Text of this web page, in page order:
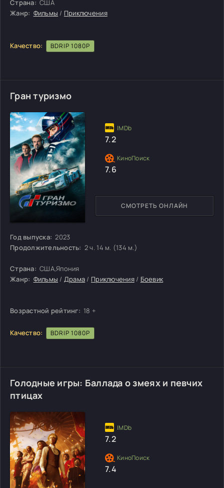
Страна: США
Жанр: Фильмы / Приключения
Качество: BDRIP 1080P
Гран туризмо
Год выпуска: 2023
Продолжительность: 2 ч. 14 м. (134 м.)
Страна: США,Япония
Жанр: Фильмы / Драма / Приключения/ Боевик
Возрастной рейтинг: 18 +
Качество: BDRIP 1080P
СМОТРЕТЬ ОНЛАЙН
7.2
7.6
Голодные игры: Баллада о змеях и певчих
птицах
7.2
7.4